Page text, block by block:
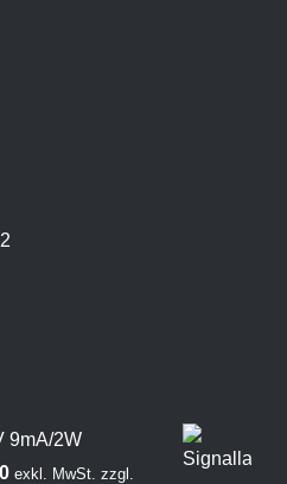
9mA/2W
exkl. MwSt. zzgl.